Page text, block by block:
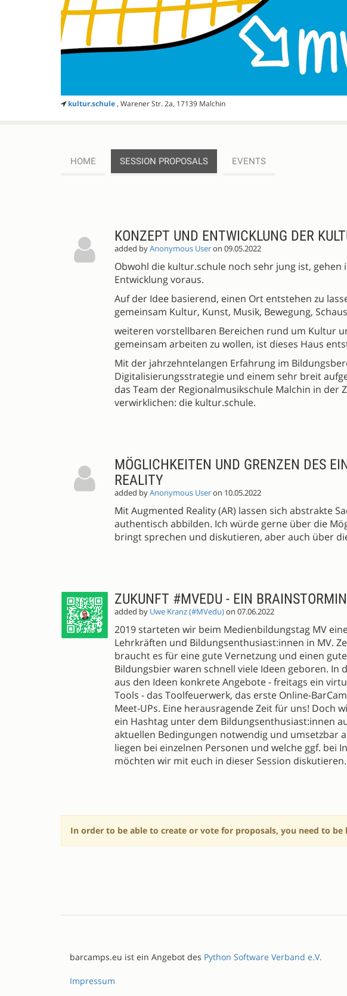
kultur.schule, Warener Str. 2a, 17139 Malchin
HOME SESSION PROPOSALS EVENTS
KONZEPT UND ENTWICKLUNG DER
added byAnonymous Useron 09.05.2022
Obwohl die kultur.schule noch sehr jung ist, gehen
Entwicklung voraus.
Auf der Idee basierend, einen Ort entstehen zu
gemeinsam Kultur, Kunst, Musik, Bewegung,
weiteren vorstellbaren Bereichen rund um Kultur
gemeinsam arbeiten zu wollen, ist dieses Haus
Mit der jahrzehntelangen Erfahrung im
Digitalisierungsstrategie und einem sehr breit
das Team der Regionalmusikschule Malchin in der
verwirklichen: die kultur.schule.
MÖGLICHKEITEN UND GRENZEN DES
REALITY
added byAnonymous Useron 10.05.2022
Mit Augmented Reality (AR) lassen sich abstrakte
authentisch abbilden. Ich würde gerne über die
bringt sprechen und diskutieren, aber auch über
ZUKUNFT #MVEDU - EIN
added by Uwe Kranz (#MVedu)on 07.06.2022
2019 starteten wir beim Medienbildungstag MV
Lehrkräften und Bildungsenthusiast:innen in MV.
braucht es für eine gute Vernetzung und einen
Bildungsbier waren schnell viele Ideen geboren. In
aus den Ideen konkrete Angebote - freitags ein
Tools - das Toolfeuerwerk, das erste Online-
Meet-UPs. Eine herausragende Zeit für uns! Doch
ein Hashtag unter dem Bildungsenthusiast:innen
aktuellen Bedingungen notwendig und umsetzbar
liegen bei einzelnen Personen und welche ggf. bei
möchten wir mit euch in dieser Session diskutieren.
In order to be able to create or vote for proposals, you need to be
barcamps.eu ist ein Angebot des Python Software Verband e.V.
Impressum